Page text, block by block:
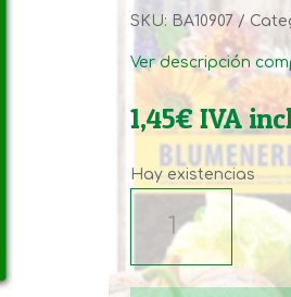
SKU: BA10907
Ver descripción
1,45€ IVA
Hay existencias
BROCULI
ROMANESCO
NATALINO